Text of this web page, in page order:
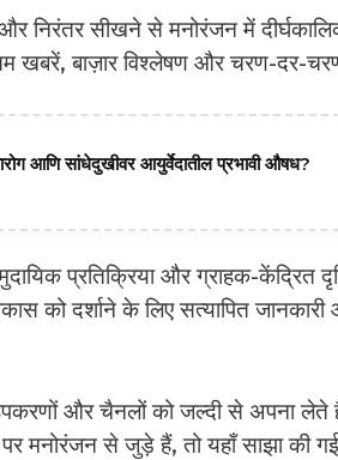
निरंतर सीखने से मनोरंजन में
खबरें, बाज़ार विश्लेषण और चरण-दर-चरण
आणि सांधेदुखीवर आयुर्वेदातील प्रभावी औषध?
प्रतिक्रिया और ग्राहक-केंद्रित
को दर्शाने के लिए सत्यापित
और चैनलों को जल्दी से अपना लेते
मनोरंजन से जुड़े हैं, तो यहाँ साझा की